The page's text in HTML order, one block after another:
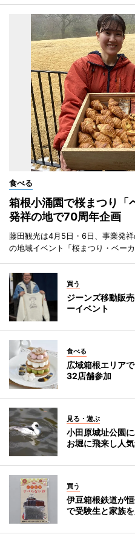
食べる
箱根小涌園で桜まつり
発祥の地で70周年企画
藤田観光は4月5日・6日、事業発
の地域イベント「桜まつり・ベー
買う
ジーンズ移動販
ーイベント
食べる
広域箱根エリア
32店舗参加
見る・遊ぶ
小田原城址公園
お堀に飛来し人
買う
伊豆箱根鉄道が
で受験生と家族